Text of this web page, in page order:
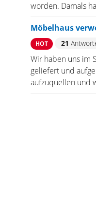
worden. Damals
Möbelhaus
HOT 21
Wir haben uns im
geliefert und
aufzuquellen und